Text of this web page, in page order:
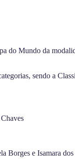
do Mundo da
sendo a
Borges e Isamara dos